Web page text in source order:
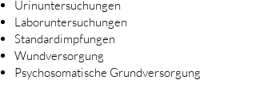
Urinuntersuchungen
Laboruntersuchungen
Standardimpfungen
Wundversorgung
Psychosomatische Grundversorgung